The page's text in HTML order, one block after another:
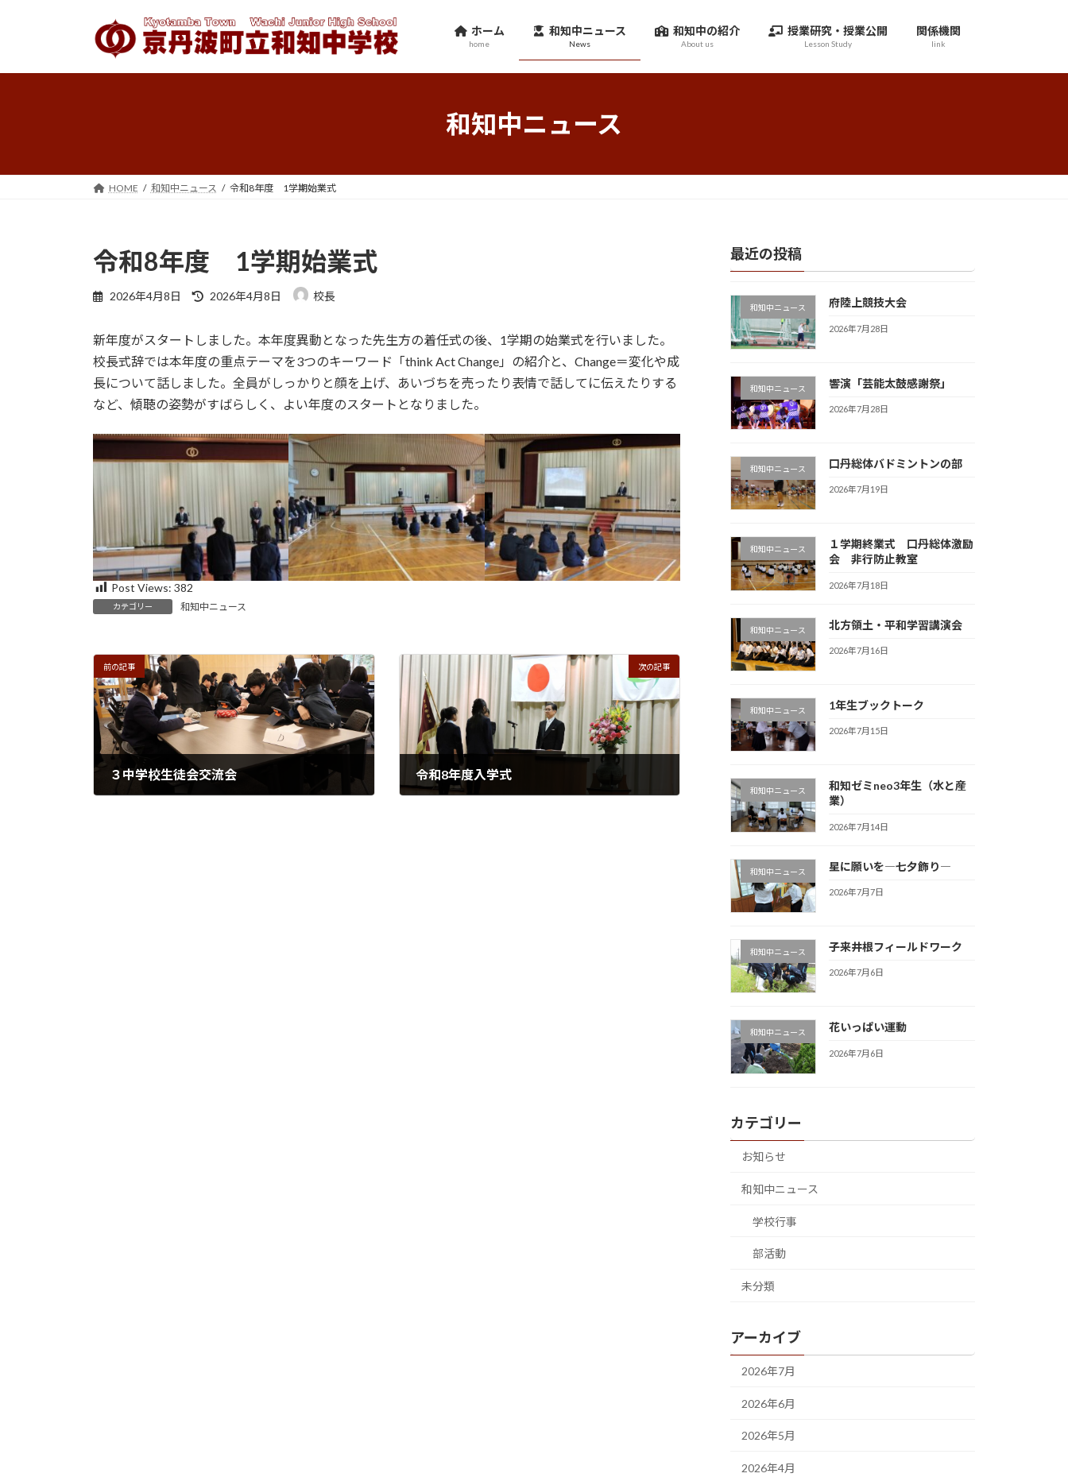
ホーム
home
和知中ニュース
News
和知中の紹介
About us
授業研究・授業公開
Lesson Study
関係機関
link
和知中ニュース
HOME 和知中ニュース 令和8年度 1学期始業式
令和8年度 1学期始業式
2026年4月8日
最
新
日
:
2026年4月8日 校長
新年度がスタートしました。本年度異動となった先生方の着任式の後、1学期の始業式を行いました。
校長式辞では本年度の重点テーマを3つのキーワード「think Act Change」の紹介と、Change＝変化や成
長について話しました。全員がしっかりと顔を上げ、あいづちを売ったり表情で話してに伝えたりする
など、傾聴の姿勢がすばらしく、よい年度のスタートとなりました。
Post Views: 382
カテゴリー 和知中ニュース
前の記事
３中学校生徒会交流会
次の記事
令和8年度入学式
最近の投稿
和知中ニュース 府陸上競技大会
2026年7月28日
和知中ニュース 響演「芸能太鼓感謝祭」
2026年7月28日
和知中ニュース 口丹総体バドミントンの部
2026年7月19日
和知中ニュース
１学期終業式 口丹総体激励
会 非行防止教室
2026年7月18日
和知中ニュース 北方領土・平和学習講演会
2026年7月16日
和知中ニュース 1年生ブックトーク
2026年7月15日
和知中ニュース
和知ゼミneo3年生（水と産
業）
2026年7月14日
和知中ニュース 星に願いを―七夕飾り―
2026年7月7日
和知中ニュース 子来井根フィールドワーク
2026年7月6日
和知中ニュース 花いっぱい運動
2026年7月6日
カテゴリー
お知らせ
和知中ニュース
学校行事
部活動
未分類
アーカイブ
2026年7月
2026年6月
2026年5月
2026年4月